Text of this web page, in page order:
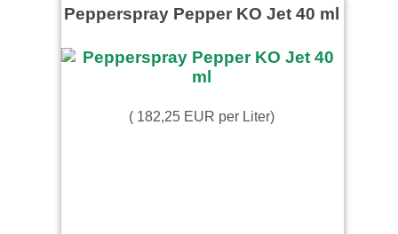
Pepperspray Pepper KO Jet 40 ml
( 182,25 EUR per Liter)